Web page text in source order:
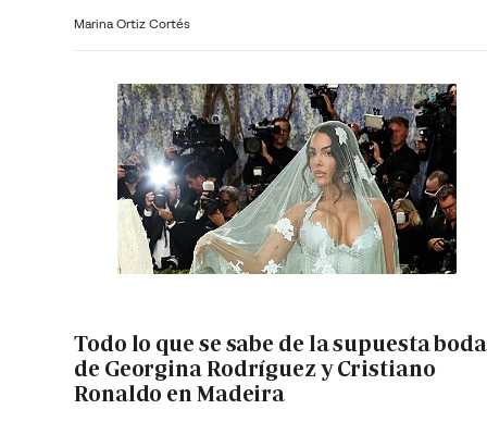
Marina Ortiz Cortés
Todo lo que se sabe de la supuesta boda
de Georgina Rodríguez y Cristiano
Ronaldo en Madeira